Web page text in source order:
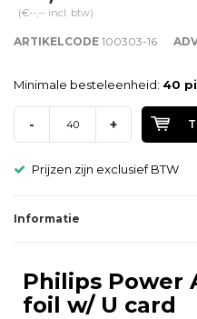
(€--,-- incl. btw)
ARTIKELCODE 100303-16
Minimale besteleenheid: 40
- +
Prijzen zijn exclusief BTW
Informatie
Philips Power
foil w/ U card